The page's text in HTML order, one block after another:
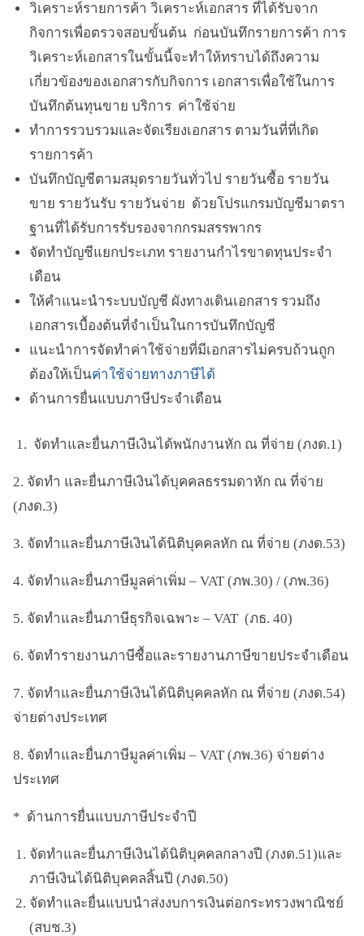
วิเคราะห์รายการค้า วิเคราะห์เอกสาร ที่ได้รับจาก
กิจการเพื่อตรวจสอบขั้นต้น ก่อนบันทึกรายการค้า การ
วิเคราะห์เอกสารในขั้นนี้จะทำให้ทราบได้ถึงความ
เกี่ยวข้องของเอกสารกับกิจการ เอกสารเพื่อใช้ในการ
บันทึกต้นทุนขาย บริการ ค่าใช้จ่าย
ทำการรวบรวมและจัดเรียงเอกสาร ตามวันที่ที่เกิด
รายการค้า
บันทึกบัญชีตามสมุดรายวันทั่วไป รายวันซื้อ รายวัน
ขาย รายวันรับ รายวันจ่าย ด้วยโปรแกรมบัญชีมาตรา
ฐานที่ได้รับการรับรองจากกรมสรรพากร
จัดทำบัญชีแยกประเภท รายงานกำไรขาดทุนประจำ
เดือน
ให้คำแนะนำระบบบัญชี ผังทางเดินเอกสาร รวมถึง
เอกสารเบื้องต้นที่จำเป็นในการบันทึกบัญชี
แนะนำการจัดทำค่าใช้จ่ายที่มีเอกสารไม่ครบถ้วนถูก
ต้องให้เป็นค่าใช้จ่ายทางภาษีได้
ด้านการยื่นแบบภาษีประจำเดือน
1. จัดทำและยื่นภาษีเงินได้พนักงานหัก ณ ที่จ่าย (ภงด.1)
2. จัดทำ และยื่นภาษีเงินได้บุคคลธรรมดาหัก ณ ที่จ่าย
(ภงด.3)
3. จัดทำและยื่นภาษีเงินได้นิติบุคคลหัก ณ ที่จ่าย (ภงด.53)
4. จัดทำและยื่นภาษีมูลค่าเพิ่ม – VAT (ภพ.30) / (ภพ.36)
5. จัดทำและยื่นภาษีธุรกิจเฉพาะ – VAT (ภธ. 40)
6. จัดทำรายงานภาษีซื้อและรายงานภาษีขายประจำเดือน
7. จัดทำและยื่นภาษีเงินได้นิติบุคคลหัก ณ ที่จ่าย (ภงด.54)
จ่ายต่างประเทศ
8. จัดทำและยื่นภาษีมูลค่าเพิ่ม – VAT (ภพ.36) จ่ายต่าง
ประเทศ
* ด้านการยื่นแบบภาษีประจำปี
จัดทำและยื่นภาษีเงินได้นิติบุคคลกลางปี (ภงด.51)และ
ภาษีเงินได้นิติบุคคลสิ้นปี (ภงด.50)
จัดทำและยื่นแบบนำส่งงบการเงินต่อกระทรวงพาณิชย์
(สบช.3)